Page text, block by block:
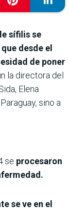
sífilis se
desde el
de poner
la directora del
Elena
sino a
se procesaron
se ve en el